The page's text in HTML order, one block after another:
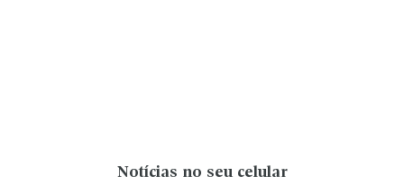
Notícias no seu celular